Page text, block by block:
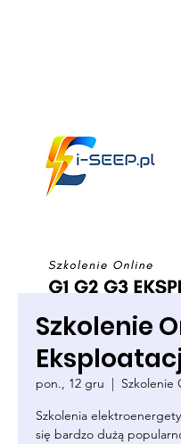
Szkolenie
pon., 12 gru
  |
Szkolenie
Szkolenia
się bardzo dużą